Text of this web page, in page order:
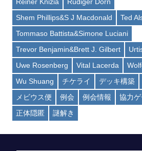
Shem Phillips&S J Macdonald
Ted
Tommaso Battista&Simone Luciani
Trevor Benjamin&Brett J. Gilbert
Uwe Rosenberg
Vital Lacerda
Wu Shuang
チケライ デッキ構築
メビウス便
例会 例会情報 協力ゲ
正体隠匿
謎解き